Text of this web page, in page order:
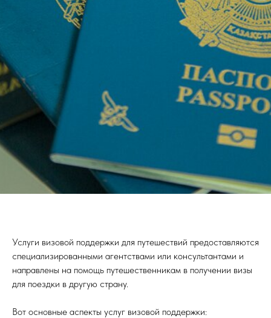
Услуги визовой поддержки для путешествий предоставляются
специализированными агентствами или консультантами и
направлены на помощь путешественникам в получении визы
для поездки в другую страну.
Вот основные аспекты услуг визовой поддержки: